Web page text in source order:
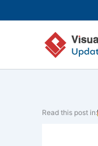
至
內
Read this post in: